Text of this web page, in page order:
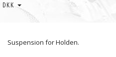
DKK
Suspension for Holden.